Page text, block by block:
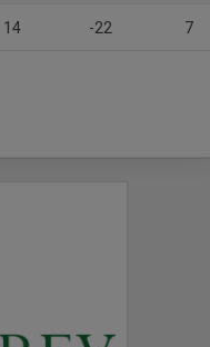
14 -22 7